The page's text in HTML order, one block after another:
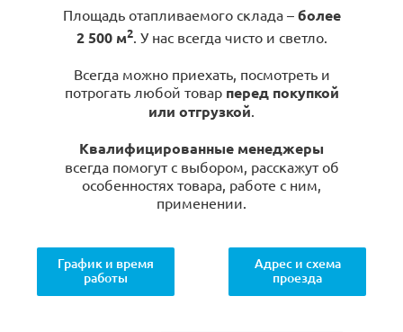
Площадь отапливаемого склада – более
2 500 м2. У нас всегда чисто и светло.
Всегда можно приехать, посмотреть и
потрогать любой товар перед покупкой
или отгрузкой.
Квалифицированные менеджеры
всегда помогут с выбором, расскажут об
особенностях товара, работе с ним,
применении.
График и время
работы
Адрес и схема
проезда